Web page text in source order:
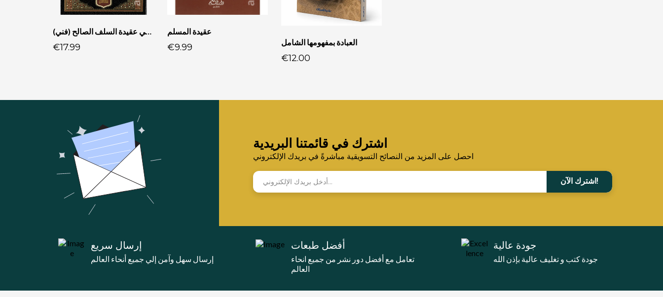
الوجيز في عقيدة السلف الصالح (فني)
€17.99
عقيدة المسلم
€9.99 العبادة بمفهومها الشامل
€12.00
اشترك في قائمتنا البريدية
احصل على المزيد من النصائح التسويقية مباشرةً في بريدك الإلكتروني
اشترك الآن!
إرسال سريع
إرسال سهل وآمن إلي جميع أنحاء العالم
أفضل طبعات
تعامل مع أفضل دور نشر من جميع انحاء
العالم
جودة عالية
جودة كتب و تغليف عالية بإذن الله